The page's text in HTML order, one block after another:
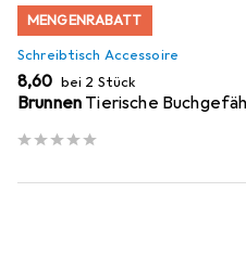
MENGENRABATT
Schreibtisch Accessoire
EUR
8,60 bei 2 Stück
Brunnen Tierische